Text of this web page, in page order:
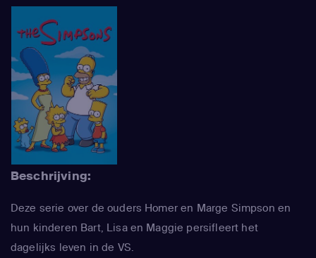
Beschrijving:
Deze serie over de ouders Homer en Marge Simpson en
hun kinderen Bart, Lisa en Maggie persifleert het
dagelijks leven in de VS.